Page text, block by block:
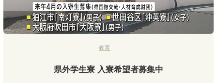
教育
県外学生寮 入寮希望者募集中